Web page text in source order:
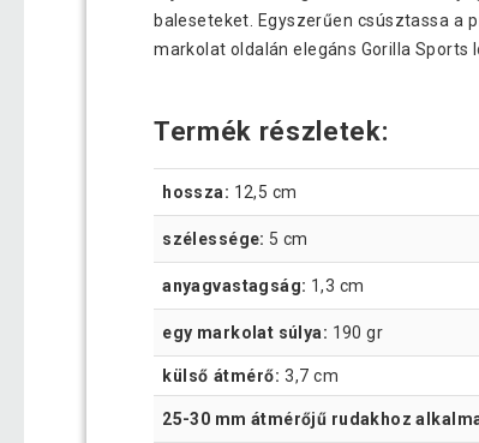
baleseteket. Egyszerűen csúsztassa
markolat oldalán elegáns Gorilla
Termék részletek:
hossza: 12,5 cm
szélessége: 5 cm
anyagvastagság: 1,3 cm
egy markolat súlya: 190 gr
külső átmérő: 3,7 cm
25-30 mm átmérőjű rudakhoz